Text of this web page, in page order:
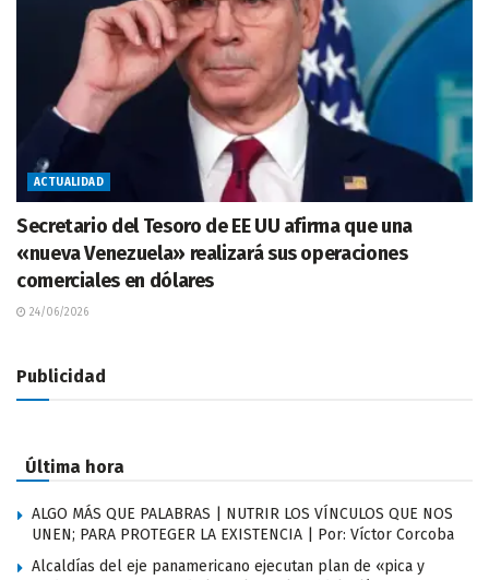
ACTUALIDAD
Secretario del Tesoro de EE UU afirma que una
«nueva Venezuela» realizará sus operaciones
comerciales en dólares
24/06/2026
Publicidad
Última hora
ALGO MÁS QUE PALABRAS | NUTRIR LOS VÍNCULOS QUE NOS
UNEN; PARA PROTEGER LA EXISTENCIA | Por: Víctor Corcoba
Alcaldías del eje panamericano ejecutan plan de «pica y